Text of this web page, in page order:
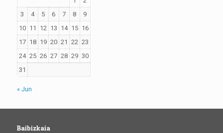
3
4 5 6 7 8
9
10 11 12 13 14 15 16
17 18 19 20 21 22 23
24 25 26 27 28 29 30
31
« Jun
Baibizkaia